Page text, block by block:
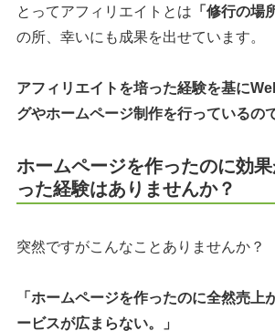
とってアフィリエイトとは 「修行の場
の所、幸いにも成果を出せています。
アフィリエイトを培った経験を基に
グやホームページ制作を行っているの
ホームページを作ったのに効
った経験はありませんか？
突然ですがこんなことありませんか？
「ホームページを作ったのに全然売上
ービスが広まらない。」